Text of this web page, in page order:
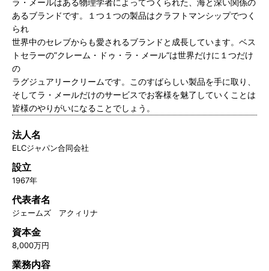
あるブランドです。１つ１つの製品はクラフトマンシップでつく
られ
世界中のセレブからも愛されるブランドと成長しています。ベス
トセラーの”クレーム・ドゥ・ラ・メール“は世界だけに１つだけ
の
ラグジュアリークリームです。このすばらしい製品を手に取り、
そしてラ・メールだけのサービスでお客様を魅了していくことは
皆様のやりがいになることでしょう。
法人名
ELCジャパン合同会社
設立
1967年
代表者名
ジェームズ アクィリナ
資本金
8,000万円
業務内容